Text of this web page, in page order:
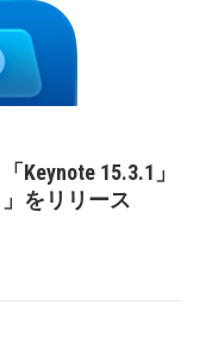
Keynote 15.3.1」
」をリリース